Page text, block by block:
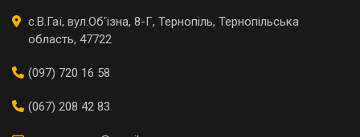
с.В.Гаї, вул.Об'їзна, 8-Г, Тернопіль, Тернопільська
область, 47722
(097) 720 16 58
(067) 208 42 83